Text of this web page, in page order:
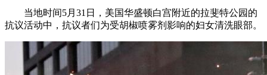
当地时间5月31日，美国华盛顿白宫附近的拉斐特公园的
抗议活动中，抗议者们为受胡椒喷雾剂影响的妇女清洗眼部。